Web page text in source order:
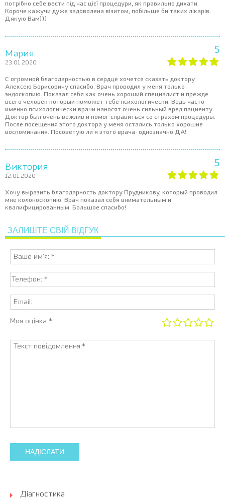
потрібно себе вести під час цієї процедури, як правильно дихати.
Короче кажучи дуже задоволена візитом, побільше би таких лікарів.
Дякую Вам)))
Мария
23.01.2020
5
С огромной благодарностью в сердце хочется сказать доктору
Алексею Борисовичу спасибо. Врач проводил у меня только
эндоскопию. Показал себя как очень хороший специалист и прежде
всего человек который поможет тебе психологически. Ведь часто
именно психологически врачи наносят очень сильный вред пациенту.
Доктор был очень вежлив и помог справиться со страхом процедуры.
После посещения этого доктора у меня остались только хорошие
воспоминания. Посоветую ли я этого врача- однозначно ДА!
Виктория
12.01.2020
5
Хочу выразить благодарность доктору Прудникову, который проводил
мне колоноскопию. Врач показал себя внимательным и
квалифицированным. Большое спасибо!
ЗАЛИШТЕ СВІЙ ВІДГУК
Моя оцінка *
НАДІСЛАТИ
Діагностика